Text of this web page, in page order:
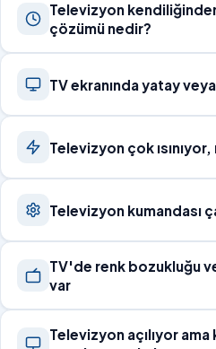
Televizyon
çözümü nedir?
TV ekranında yatay
Televizyon çok
Televizyon kumandası
TV'de renk bozukluğu
var
Televizyon açılıyor ama